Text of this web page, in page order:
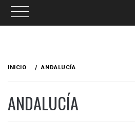
INICIO ANDALUCÍA
ANDALUCÍA